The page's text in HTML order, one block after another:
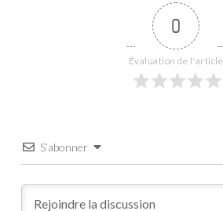
0
Évaluation de l'article
S’abonner